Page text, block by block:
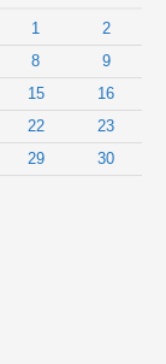
1
2
8
9
15
16
22
23
29 30